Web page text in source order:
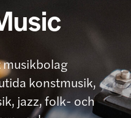
musikbolag
konstmusik,
jazz, folk- och